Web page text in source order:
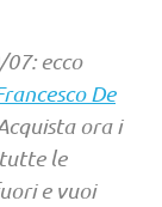
ecco
De
ora i
le
e vuoi